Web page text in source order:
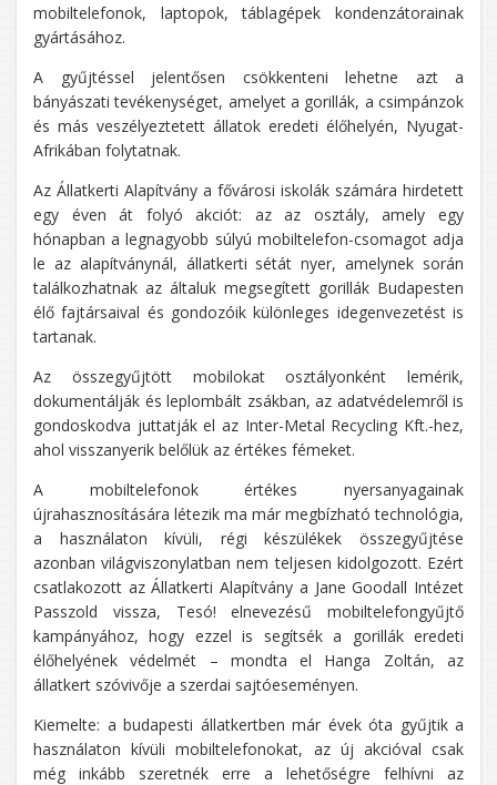
mobiltelefonok, laptopok, táblagépek kondenzátorainak
gyártásához.
A gyűjtéssel jelentősen csökkenteni lehetne azt a
bányászati tevékenységet, amelyet a gorillák, a csimpánzok
és más veszélyeztetett állatok eredeti élőhelyén, Nyugat-
Afrikában folytatnak.
Az Állatkerti Alapítvány a fővárosi iskolák számára hirdetett
egy éven át folyó akciót: az az osztály, amely egy
hónapban a legnagyobb súlyú mobiltelefon-csomagot adja
le az alapítványnál, állatkerti sétát nyer, amelynek során
találkozhatnak az általuk megsegített gorillák Budapesten
élő fajtársaival és gondozóik különleges idegenvezetést is
tartanak.
Az összegyűjtött mobilokat osztályonként lemérik,
dokumentálják és leplombált zsákban, az adatvédelemről is
gondoskodva juttatják el az Inter-Metal Recycling Kft.-hez,
ahol visszanyerik belőlük az értékes fémeket.
A mobiltelefonok értékes nyersanyagainak
újrahasznosítására létezik ma már megbízható technológia,
a használaton kívüli, régi készülékek összegyűjtése
azonban világviszonylatban nem teljesen kidolgozott. Ezért
csatlakozott az Állatkerti Alapítvány a Jane Goodall Intézet
Passzold vissza, Tesó! elnevezésű mobiltelefongyűjtő
kampányához, hogy ezzel is segítsék a gorillák eredeti
élőhelyének védelmét – mondta el Hanga Zoltán, az
állatkert szóvivője a szerdai sajtóeseményen.
Kiemelte: a budapesti állatkertben már évek óta gyűjtik a
használaton kívüli mobiltelefonokat, az új akcióval csak
még inkább szeretnék erre a lehetőségre felhívni az